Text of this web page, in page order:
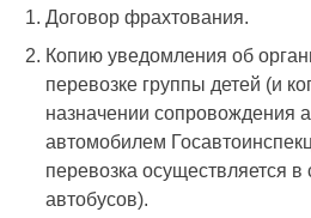
Договор фрахтования.
Копию уведомления об
перевозке группы детей (и
назначении сопровождения
автомобилем
перевозка осуществляется
автобусов).